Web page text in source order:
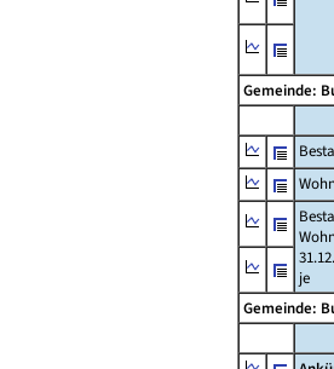
Gemeinde:
je
Gemeinde: